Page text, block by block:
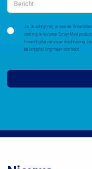
Ja, ik schrijf mij in voor de
voor mij relevante SmartMed
bevestiging van jouw inschrijving.
belangstelling meer voor hebt.